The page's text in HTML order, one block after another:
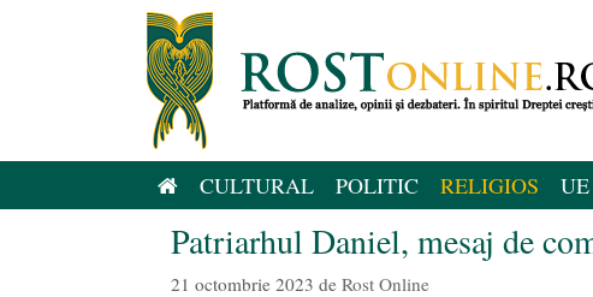
CULTURAL POLITIC RELIGIOS UE
Patriarhul Daniel, mesaj de
21 octombrie 2023 de Rost Online